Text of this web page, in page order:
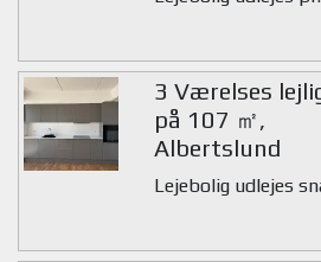
3 Værelses
på 107 ㎡,
Albertslund
Lejebolig udlejes